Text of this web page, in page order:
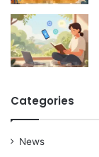
Categories
News